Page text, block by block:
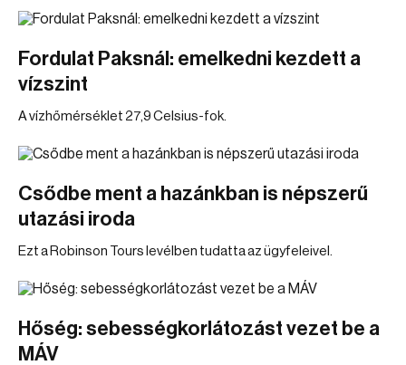
Fordulat Paksnál: emelkedni kezdett a
vízszint
A vízhőmérséklet 27,9 Celsius-fok.
Csődbe ment a hazánkban is népszerű
utazási iroda
Ezt a Robinson Tours levélben tudatta az ügyfeleivel.
Hőség: sebességkorlátozást vezet be a
MÁV